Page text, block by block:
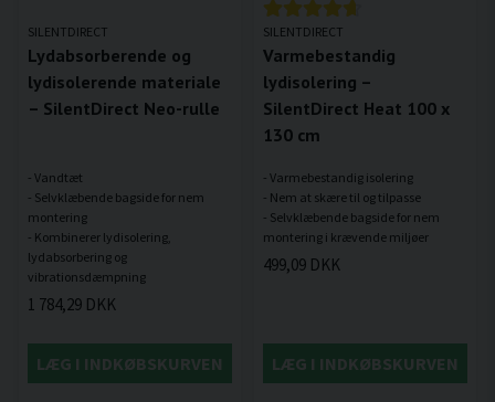
SILENTDIRECT
Lydabsorberende og
lydisolerende materiale
– SilentDirect Neo-rulle
- Vandtæt
- Selvklæbende bagside for nem
montering
- Kombinerer lydisolering,
lydabsorbering og
1 784,29 DKK
LÆG I INDKØBSKURVEN
SILENTDIRECT
Varmebestandig
lydisolering –
SilentDirect Heat 100 x
130 cm
- Varmebestandig isolering
- Nem at skære til og tilpasse
- Selvklæbende bagside for nem
499,09 DKK
LÆG I INDKØBSKURVEN